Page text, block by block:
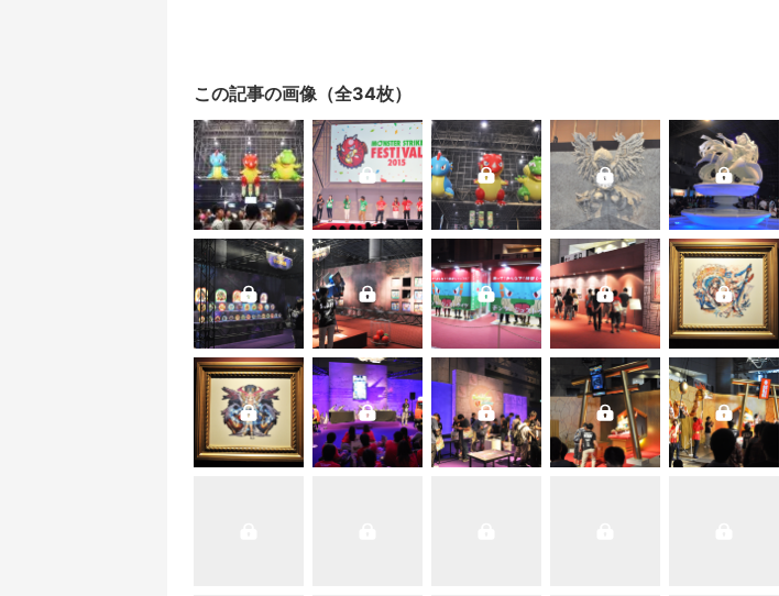
この記事の画像（全34枚）